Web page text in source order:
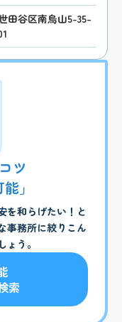
田谷区南烏山5-35-
ツ
」
を和らげたい！と
事務所に絞りこん
う。
索